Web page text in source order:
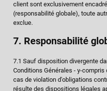
client sont exclusivement
(responsabilité globale), toute
exclue.
7. Responsabilité
7.1 Sauf disposition divergente
Conditions Générales - y-
cas de violation d'obligations
résulte des dispositions légales